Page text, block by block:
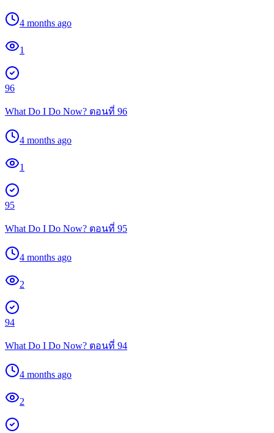
4 months ago
1
96
What Do I Do Now? ตอนที่ 96
4 months ago
1
95
What Do I Do Now? ตอนที่ 95
4 months ago
2
94
What Do I Do Now? ตอนที่ 94
4 months ago
2